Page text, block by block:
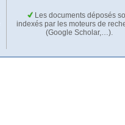
Les documents déposés
indexés par les moteurs de
(Google Scholar,…).